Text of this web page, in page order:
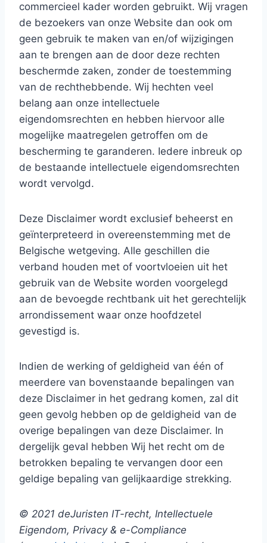
commercieel kader worden gebruikt. Wij vragen
de bezoekers van onze Website dan ook om
geen gebruik te maken van en/of wijzigingen
aan te brengen aan de door deze rechten
beschermde zaken, zonder de toestemming
van de rechthebbende. Wij hechten veel
belang aan onze intellectuele
eigendomsrechten en hebben hiervoor alle
mogelijke maatregelen getroffen om de
bescherming te garanderen. Iedere inbreuk op
de bestaande intellectuele eigendomsrechten
wordt vervolgd.
Deze Disclaimer wordt exclusief beheerst en
geïnterpreteerd in overeenstemming met de
Belgische wetgeving. Alle geschillen die
verband houden met of voortvloeien uit het
gebruik van de Website worden voorgelegd
aan de bevoegde rechtbank uit het gerechtelijk
arrondissement waar onze hoofdzetel
gevestigd is.
Indien de werking of geldigheid van één of
meerdere van bovenstaande bepalingen van
deze Disclaimer in het gedrang komen, zal dit
geen gevolg hebben op de geldigheid van de
overige bepalingen van deze Disclaimer. In
dergelijk geval hebben Wij het recht om de
betrokken bepaling te vervangen door een
geldige bepaling van gelijkaardige strekking.
© 2021 deJuristen IT-recht, Intellectuele
Eigendom, Privacy & e-Compliance